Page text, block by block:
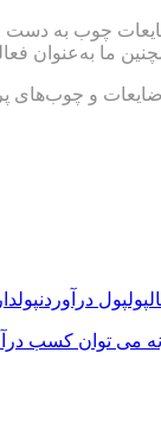
چوب به دست
ما به‌عنوان
و چوب‌های
پولپول درآوردن